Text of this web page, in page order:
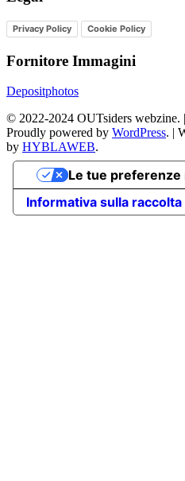
Privacy Policy Cookie Policy
Fornitore Immagini
Depositphotos
© 2022-2024 OUTsiders webzine.
Proudly powered by WordPress. |
by HYBLAWEB.
Informativa sulla raccolta
Le tue preferenze